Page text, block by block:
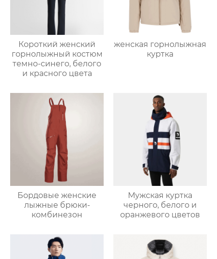
Короткий женский
горнолыжный костюм
темно-синего, белого
и красного цвета
женская горнолыжная
куртка
Бордовые женские
лыжные брюки-
комбинезон
Мужская куртка
черного, белого и
оранжевого цветов